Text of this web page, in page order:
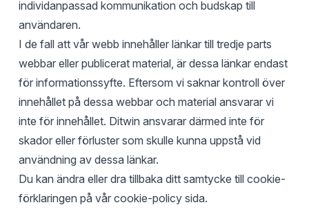
individanpassad kommunikation och budskap till
användaren.
I de fall att vår webb innehåller länkar till tredje parts
webbar eller publicerat material, är dessa länkar endast
för informationssyfte. Eftersom vi saknar kontroll över
innehållet på dessa webbar och material ansvarar vi
inte för innehållet. Ditwin ansvarar därmed inte för
skador eller förluster som skulle kunna uppstå vid
användning av dessa länkar.
Du kan ändra eller dra tillbaka ditt samtycke till cookie-
förklaringen på vår cookie-policy sida.